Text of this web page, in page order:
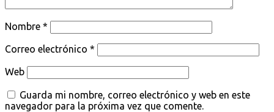
Nombre *
Correo electrónico *
Web
Guarda mi nombre, correo electrónico y web en este
navegador para la próxima vez que comente.